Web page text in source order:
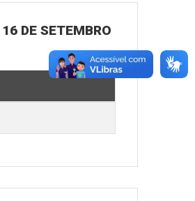
DE SETEMBRO